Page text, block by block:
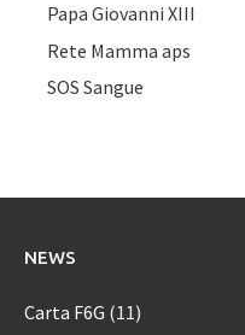
Papa Giovanni XIII
Rete Mamma aps
SOS Sangue
NEWS
Carta F6G (11)